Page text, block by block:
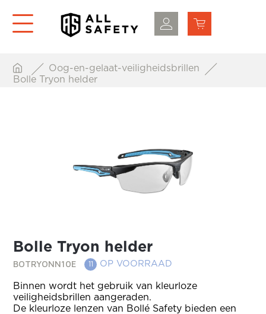
Oog-en-gelaat-veiligheidsbrillen
Bolle Tryon helder
Bolle Tryon helder
BOTRYONN10E 11 OP VOORRAAD
Binnen wordt het gebruik van kleurloze
veiligheidsbrillen aangeraden.
De kleurloze lenzen van Bollé Safety bieden een